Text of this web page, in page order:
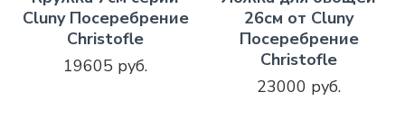
Cluny Посеребрение
Christofle
19605 руб.
26см от Cluny
Посеребрение
Christofle
23000 руб.